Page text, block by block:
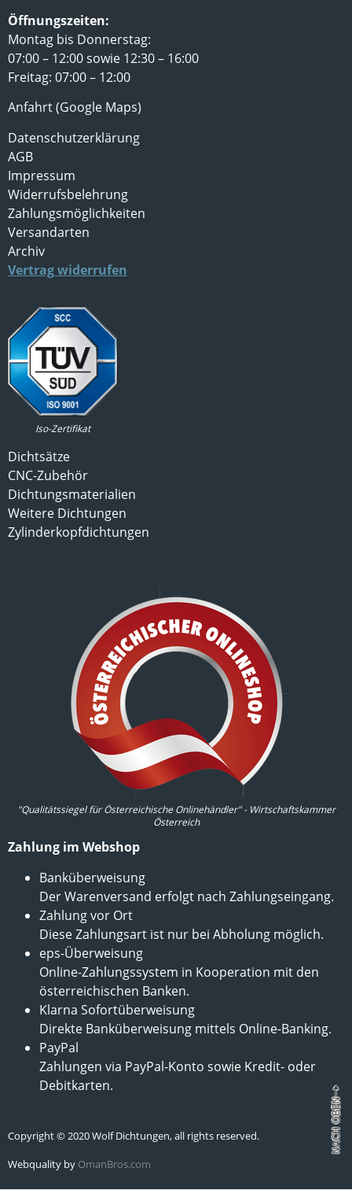
Öffnungszeiten:
Montag bis Donnerstag:
07:00 – 12:00 sowie 12:30 – 16:00
Freitag: 07:00 – 12:00
Anfahrt (Google Maps)
Datenschutzerklärung
AGB
Impressum
Widerrufsbelehrung
Zahlungsmöglichkeiten
Versandarten
Archiv
Vertrag widerrufen
Iso-Zertifikat
Dichtsätze
CNC-Zubehör
Dichtungsmaterialien
Weitere Dichtungen
Zylinderkopfdichtungen
"Qualitätssiegel für Österreichische Onlinehändler" - Wirtschaftskammer
Österreich
Zahlung im Webshop
Banküberweisung
Der Warenversand erfolgt nach Zahlungseingang.
Zahlung vor Ort
Diese Zahlungsart ist nur bei Abholung möglich.
eps-Überweisung
Online-Zahlungssystem in Kooperation mit den
österreichischen Banken.
Klarna Sofortüberweisung
Direkte Banküberweisung mittels Online-Banking.
PayPal
Zahlungen via PayPal-Konto sowie Kredit- oder
Debitkarten.
Copyright © 2020 Wolf Dichtungen, all rights reserved.
Webquality by OmanBros.com